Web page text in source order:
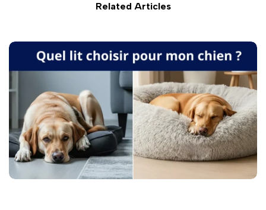
Related Articles